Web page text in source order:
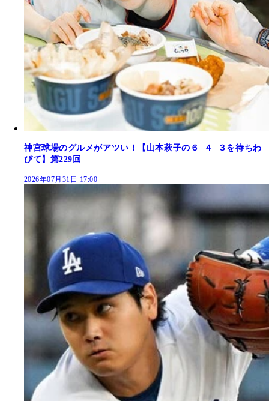
神宮球場のグルメがアツい！【山本萩子の６−４−３を待ちわ
びて】第229回
2026年07月31日 17:00